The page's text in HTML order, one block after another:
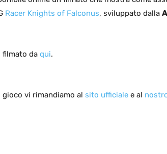
Racer Knights of Falconus, sviluppato dalla
filmato da qui.
gioco vi rimandiamo al sito ufficiale e al